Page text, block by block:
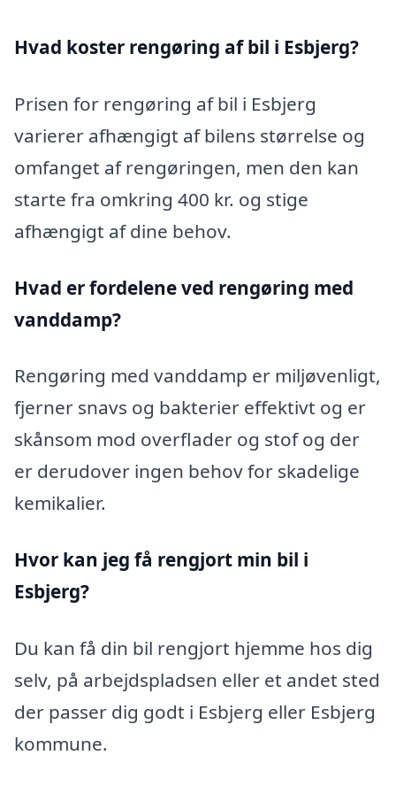
Hvad koster rengøring af bil i Esbjerg?
Prisen for rengøring af bil i Esbjerg
varierer afhængigt af bilens størrelse og
omfanget af rengøringen, men den kan
starte fra omkring 400 kr. og stige
afhængigt af dine behov.
Hvad er fordelene ved rengøring med
vanddamp?
Rengøring med vanddamp er miljøvenligt,
fjerner snavs og bakterier effektivt og er
skånsom mod overflader og stof og der
er derudover ingen behov for skadelige
kemikalier.
Hvor kan jeg få rengjort min bil i
Esbjerg?
Du kan få din bil rengjort hjemme hos dig
selv, på arbejdspladsen eller et andet sted
der passer dig godt i Esbjerg eller Esbjerg
kommune.